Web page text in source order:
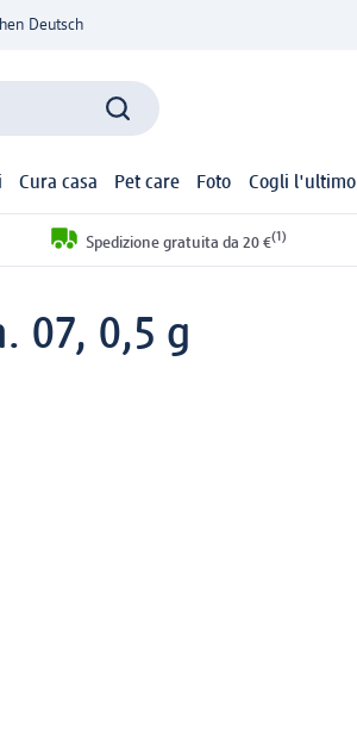
Deutsch
Cura casa Pet care Foto Cogli l'ultimo
Spedizione gratuita da 20 €(1)
07, 0,5 g